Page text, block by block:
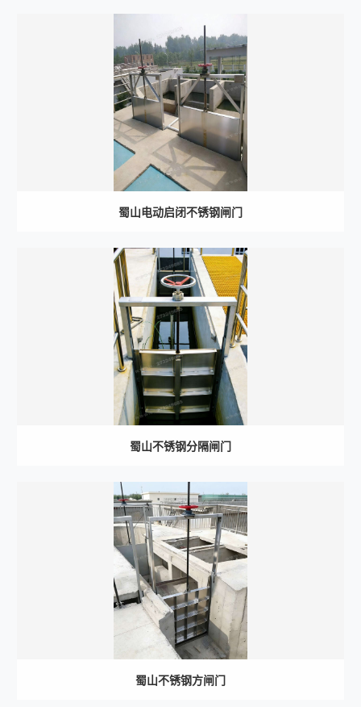
蜀山电动启闭不锈钢闸门
蜀山不锈钢分隔闸门
蜀山不锈钢方闸门